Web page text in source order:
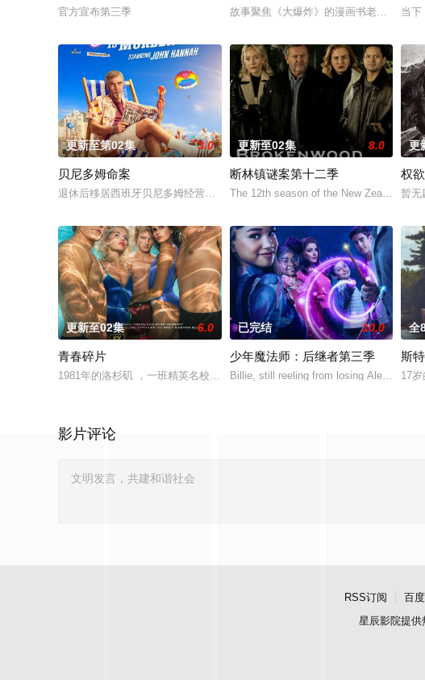
官方宣布第三季 故事聚焦《大爆炸》的漫画书老板斯图尔
当下
更新至第02集 3.0
贝尼多姆命案
退休后移居西班牙贝尼多姆经营酒吧的英国前刑警，原以为能过上平静生活。
更新至02集 8.0
断林镇谜案第十二季
The 12th season of the New Zealand
更
权
暂无
更新至02集 6.0
青春碎片
1981年的洛杉矶 ，一班精英名校的高中生原本过住灿烂生活，直至一位神秘
已完结 10.0
少年魔法师：后继者第三季
Billie, still reeling from losing Alex at the
全
斯
17
影片评论
RSS订阅 百
星辰影院提供